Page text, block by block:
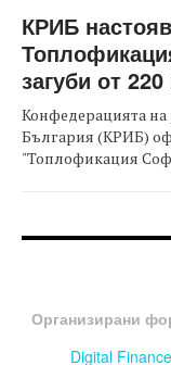
КРИБ
загуби от
Конфедерацията на
България (КРИБ)
"Топлофикация
Организирани
Digital Finance